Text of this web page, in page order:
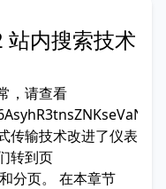
内搜索技术
，请查看
传输技术改进了仪表
转到页
分页。 在本章节